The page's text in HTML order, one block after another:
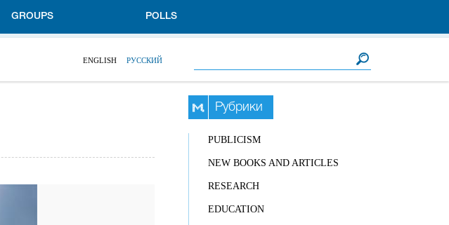
GROUPS POLLS
ENGLISH РУССКИЙ
Рубрики
PUBLICISM
NEW BOOKS AND ARTICLES
RESEARCH
EDUCATION